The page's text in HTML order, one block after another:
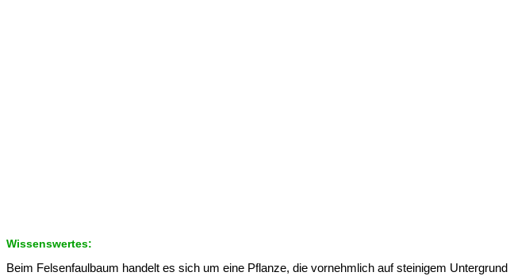
Wissenswertes:
Beim Felsenfaulbaum handelt es sich um eine Pflanze, die vornehmlich auf steinigem